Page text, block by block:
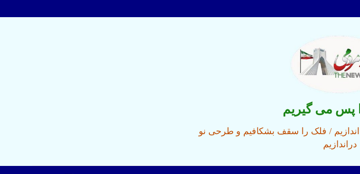
پس می گیریم
اندازیم / فلک را سقف بشکافیم و طرحی نو
دراندازیم